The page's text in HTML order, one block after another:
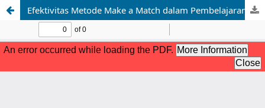
Efektivitas Metode Make a Match dalam Pembelajaran Pendidikan Agama Islam Di Smk Muhammadiyah 1 Kota Tegal